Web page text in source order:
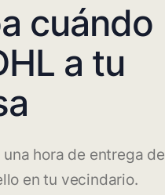
cuándo
a tu
hora de entrega de
en tu vecindario.